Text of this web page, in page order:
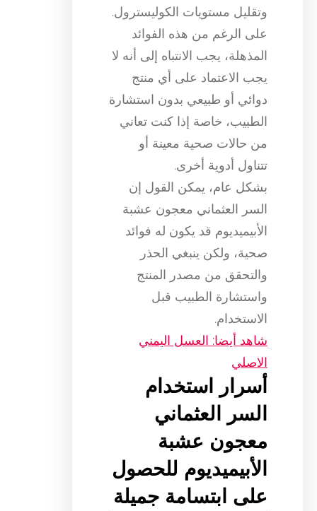
وتقليل مستويات الكوليسترول.
على الرغم من هذه الفوائد
المذهلة، يجب الانتباه إلى أنه لا
يجب الاعتماد على أي منتج
دوائي أو طبيعي بدون استشارة
الطبيب، خاصة إذا كنت تعاني
من حالات صحية معينة أو
تتناول أدوية أخرى.
بشكل عام، يمكن القول إن
السر العثماني معجون عشبة
الأبيميديوم قد يكون له فوائد
صحية، ولكن ينبغي الحذر
والتحقق من مصدر المنتج
واستشارة الطبيب قبل
الاستخدام.
شاهد أيضا: العسل اليمني
الاصلي
أسرار استخدام
السر العثماني
معجون عشبة
الأبيميديوم للحصول
على ابتسامة جميلة